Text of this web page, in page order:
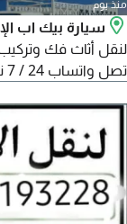
منذ يوم
سيارة بيك اب
لنقل أثاث فك وتركيب
تصل واتساب 24 / 7 نجار عامل موجود